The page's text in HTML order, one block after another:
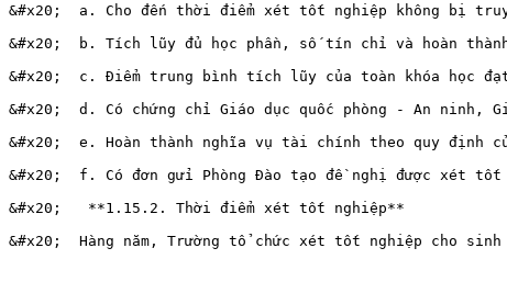
&#x20;  a. Cho đến thời điểm xét tốt nghiệp không bị
&#x20;  b. Tích lũy đủ học phần, số tín chỉ và hoàn
&#x20;  c. Điểm trung bình tích lũy của toàn khóa học
&#x20;  d. Có chứng chỉ Giáo dục quốc phòng - An ninh,
&#x20;  e. Hoàn thành nghĩa vụ tài chính theo quy định
&#x20;  f. Có đơn gửi Phòng Đào tạo đề nghị được xét
&#x20;   **1.15.2. Thời điểm xét tốt nghiệp**